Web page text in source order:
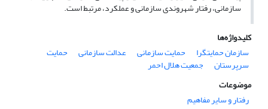
سازمانی، رفتار شهروندی سازمانی و عملکرد، مرتبط است.
کلیدواژه‌ها
سازمان حمایتگرا
حمایت سازمانی عدالت سازمانی حمایت
سرپرستان
جمعیت هلال احمر
موضوعات
رفتار و سایر مفاهیم